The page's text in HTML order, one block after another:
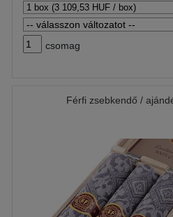
csomag
Férfi zsebkendő /